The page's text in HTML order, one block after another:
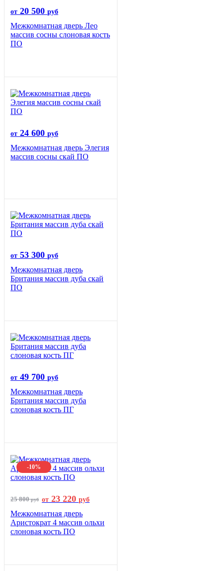
от 20 500 руб
Межкомнатная дверь Лео
массив сосны слоновая кость
ПО
от 24 600 руб
Межкомнатная дверь Элегия
массив сосны скай ПО
от 53 300 руб
Межкомнатная дверь
Британия массив дуба скай
ПО
от 49 700 руб
Межкомнатная дверь
Британия массив дуба
слоновая кость ПГ
-10%
25 800руб от 23 220 руб
Межкомнатная дверь
Аристократ 4 массив ольхи
слоновая кость ПО